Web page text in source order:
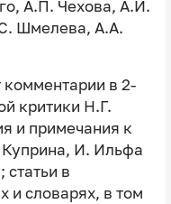
А.П. Чехова, А.И.
Шмелева, А.А.
в 2-
критики Н.Г.
и примечания к
И. Ильфа
в
и словарях, в том